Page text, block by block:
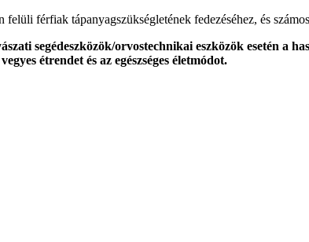
férfiak tápanyagszükségletének fedezéséhez, és
segédeszközök/orvostechnikai eszközök esetén a
étrendet és az egészséges életmódot.